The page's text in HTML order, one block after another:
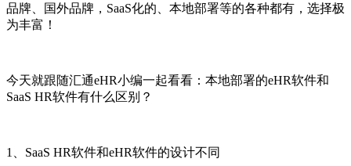
品牌、国外品牌， SaaS化的、本地部署等的各种都有， 选择极
为丰富！
今天就跟随汇通eHR小编一起看看： 本地部署的eHR软件和
SaaS HR软件有什么区别？
1 SaaS HR软件和eHR软件的设计不同